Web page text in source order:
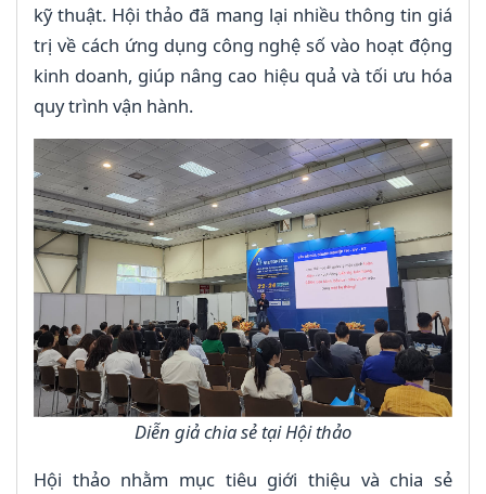
kỹ thuật. Hội thảo đã mang lại nhiều thông tin giá
trị về cách ứng dụng công nghệ số vào hoạt động
kinh doanh, giúp nâng cao hiệu quả và tối ưu hóa
quy trình vận hành.
Diễn giả chia sẻ tại Hội thảo
Hội thảo nhằm mục tiêu giới thiệu và chia sẻ